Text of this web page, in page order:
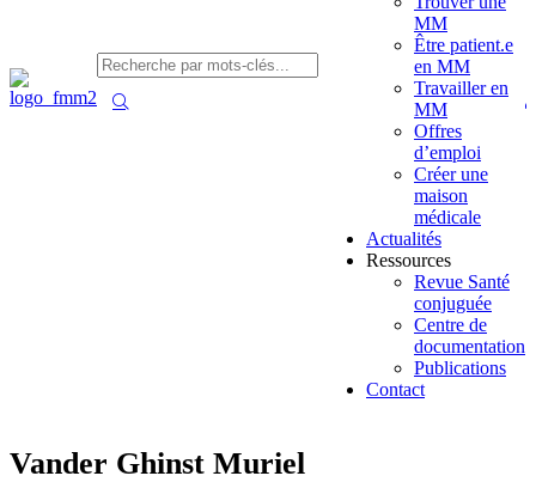
MM
Être patient.e
en MM
Travailler en
MM
Offres
d’emploi
Créer une
maison
médicale
Actualités
Ressources
Revue Santé
conjuguée
Centre de
documentation
Publications
Contact
Vander Ghinst Muriel